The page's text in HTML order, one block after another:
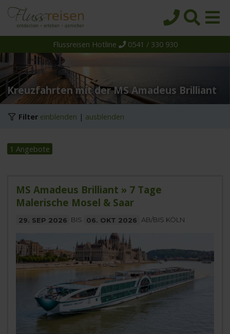
Top-Angebote
Reiseziele
Themen
Reedereien
Schiffe
Suche
Flussreisen Hotline 0541 / 330 930
Kreuzfahrten mit der MS Amadeus Brilliant
Filter einblenden | ausblenden
1 Angebote
MS Amadeus Brilliant » 7 Tage
Malerische Mosel & Saar
29. SEP 2026 BIS 06. OKT 2026 AB/BIS KÖLN